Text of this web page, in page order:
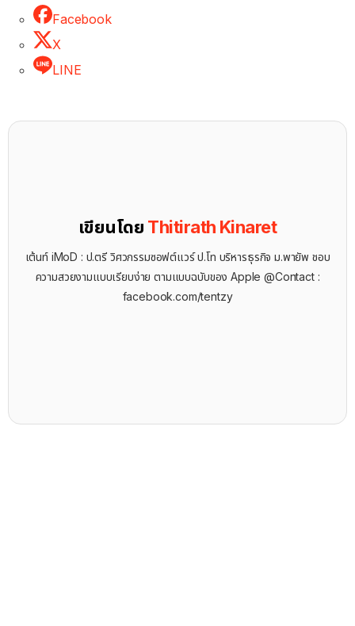
Facebook
X
LINE
เขียนโดย Thitirath Kinaret
เต้นท์ iMoD : ป.ตรี วิศวกรรมซอฟต์แวร์ ป.โท บริหารธุรกิจ ม.พายัพ ชอบ
ความสวยงามแบบเรียบง่าย ตามแบบฉบับของ Apple @Contact :
facebook.com/tentzy